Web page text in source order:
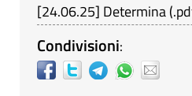
[24.06.25] Determina(
Condivisioni: